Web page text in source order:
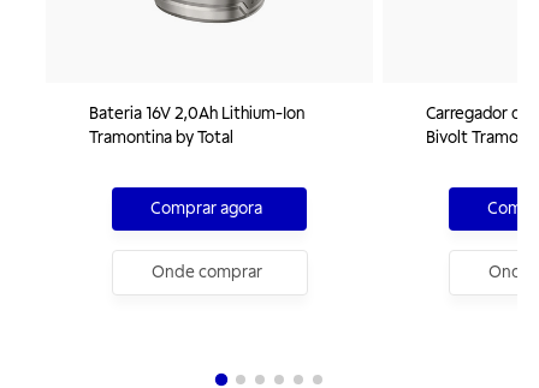
Bateria 16V 2,0Ah Lithium-Ion
Tramontina by Total
Comprar agora
Onde comprar
Carregador de
Bivolt
Onde